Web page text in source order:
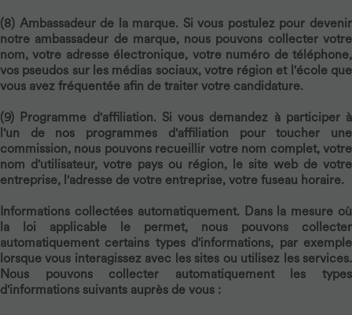
(8) Ambassadeur de la marque. Si vous postulez pour devenir
notre ambassadeur de marque, nous pouvons collecter votre
nom, votre adresse électronique, votre numéro de téléphone,
vos pseudos sur les médias sociaux, votre région et l'école que
vous avez fréquentée afin de traiter votre candidature.
(9) Programme d'affiliation. Si vous demandez à participer à
l'un de nos programmes d'affiliation pour toucher une
commission, nous pouvons recueillir votre nom complet, votre
nom d'utilisateur, votre pays ou région, le site web de votre
entreprise, l'adresse de votre entreprise, votre fuseau horaire.
Informations collectées automatiquement. Dans la mesure où
la loi applicable le permet, nous pouvons collecter
automatiquement certains types d'informations, par exemple
lorsque vous interagissez avec les sites ou utilisez les services.
Nous pouvons collecter automatiquement les types
d'informations suivants auprès de vous :